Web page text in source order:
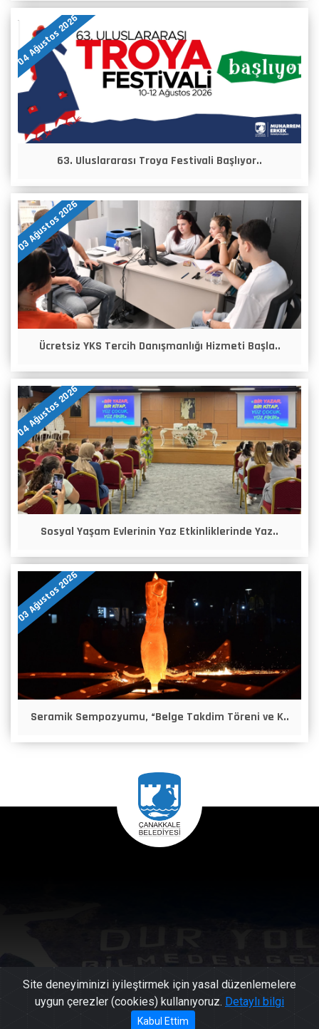
04 Ağustos 2026
63. Uluslararası Troya Festivali Başlıyor..
03 Ağustos 2026
Ücretsiz YKS Tercih Danışmanlığı Hizmeti Başla..
04 Ağustos 2026
Sosyal Yaşam Evlerinin Yaz Etkinliklerinde Yaz..
03 Ağustos 2026
Seramik Sempozyumu, “Belge Takdim Töreni ve K..
Site deneyiminizi iyileştirmek için yasal düzenlemelere
uygun çerezler (cookies) kullanıyoruz. Detaylı bilgi
Kabul Ettim